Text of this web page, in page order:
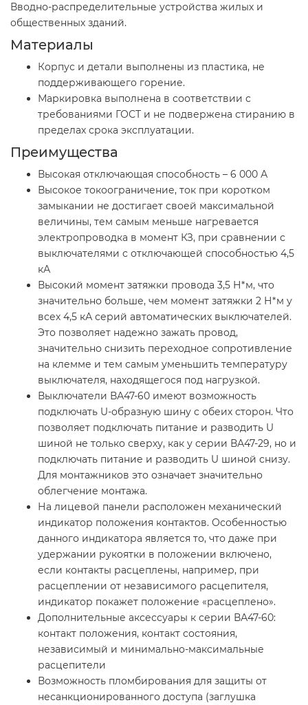
Вводно-распределительные устройства жилых и
общественных зданий.
Материалы
Корпус и детали выполнены из пластика, не
поддерживающего горение.
Маркировка выполнена в соответствии с
требованиями ГОСТ и не подвержена стиранию в
пределах срока эксплуатации.
Преимущества
Высокая отключающая способность – 6 000 А
Высокое токоограничение, ток при коротком
замыкании не достигает своей максимальной
величины, тем самым меньше нагревается
электропроводка в момент КЗ, при сравнении с
выключателями с отключающей способностью 4,5
кА
Высокий момент затяжки провода 3,5 Н*м, что
значительно больше, чем момент затяжки 2 Н*м у
всех 4,5 кА серий автоматических выключателей.
Это позволяет надежно зажать провод,
значительно снизить переходное сопротивление
на клемме и тем самым уменьшить температуру
выключателя, находящегося под нагрузкой.
Выключатели ВА47-60 имеют возможность
подключать U-образную шину с обеих сторон. Что
позволяет подключать питание и разводить U
шиной не только сверху, как у серии ВА47-29, но и
подключать питание и разводить U шиной снизу.
Для монтажников это означает значительно
облегчение монтажа.
На лицевой панели расположен механический
индикатор положения контактов. Особенностью
данного индикатора является то, что даже при
удержании рукоятки в положении включено,
если контакты расцеплены, например, при
расцеплении от независимого расцепителя,
индикатор покажет положение «расцеплено».
Дополнительные аксессуары к серии ВА47-60:
контакт положения, контакт состояния,
независимый и минимально-максимальные
расцепители
Возможность пломбирования для защиты от
несанкционированного доступа (заглушка